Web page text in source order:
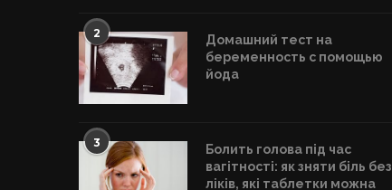
2
Домашний тест на
беременность с помощью
йода
3
Болить голова під час
вагітності: як зняти біль без
ліків, які таблетки можна